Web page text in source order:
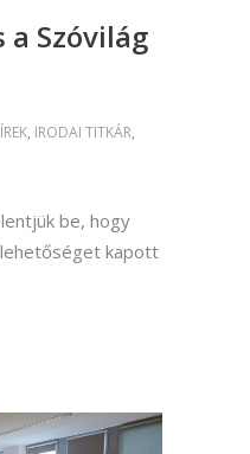
Szóvilág
, IRODAI TITKÁR,
be, hogy
kapott